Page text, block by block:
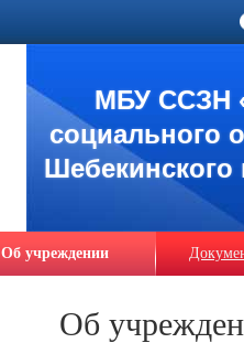
МБУ ССЗН
социального
Шебекинского
Об учреждении
Об